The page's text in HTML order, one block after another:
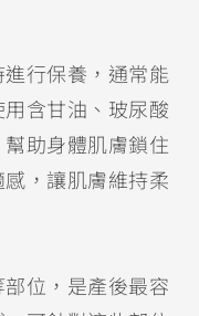
行保養，通常能
含甘油、玻尿酸
助身體肌膚鎖住
，讓肌膚維持柔
位，是產後最容